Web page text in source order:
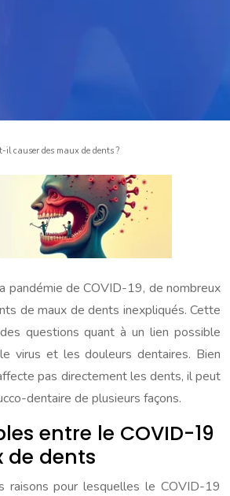
causer des maux de dents ?
pandémie de COVID-19, de nombreux
de maux de dents inexpliqués. Cette
questions quant à un lien possible
virus et les douleurs dentaires. Bien
pas directement les dents, il peut
dentaire de plusieurs façons.
entre le COVID-19
de dents
raisons pour lesquelles le COVID-19